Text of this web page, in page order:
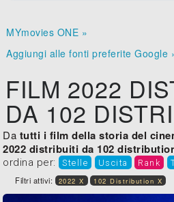
MYmovies ONE »
Aggiungi alle fonti preferite Google
FILM 2022
DA 102
Da tutti i film della storia del
2022 distribuiti da 102
ordina per: Stelle Uscita Rank
Filtri attivi: 2022 X 102 Distribution X